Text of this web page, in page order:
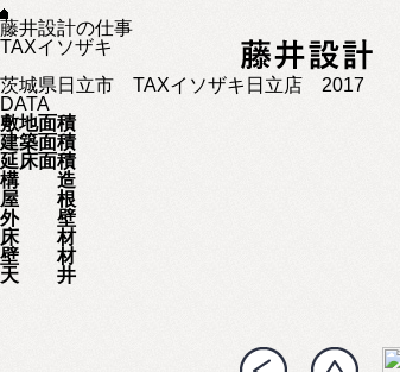
藤井設計の仕事
TAXイソザキ
茨城県日立市 TAXイソザキ日立店 2017
DATA
敷地面積
建築面積
延床面積
構 造
屋 根
外 壁
床 材
壁 材
天 井